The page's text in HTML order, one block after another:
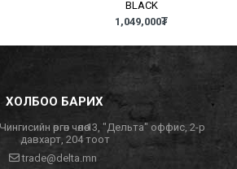
BLACK
1,049,000₮
ХОЛБОО БАРИХ
өргөн чөлөө 13, "Дельта" оффис, 2-р
давхарт, 204 тоот
trade@delta.mn